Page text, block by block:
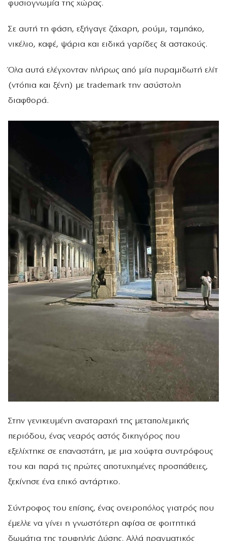
φυσιογνωμία της χώρας.
Σε αυτή τη φάση, εξήγαγε ζάχαρη, ρούμι, ταμπάκο,
νικέλιο, καφέ, ψάρια και ειδικά γαρίδες & αστακούς.
Όλα αυτά ελέγχονταν πλήρως από μία πυραμιδωτή ελίτ
(ντόπια και ξένη) με trademark την ασύστολη
διαφθορά.
Στην γενικευμένη αναταραχή της μεταπολεμικής
περιόδου, ένας νεαρός αστός δικηγόρος που
εξελίχτηκε σε επαναστάτη, με μια χούφτα συντρόφους
του και παρά τις πρώτες αποτυχημένες προσπάθειες,
ξεκίνησε ένα επικό αντάρτικο.
Σύντροφος του επίσης, ένας ονειροπόλος γιατρός που
έμελλε να γίνει η γνωστότερη αφίσα σε φοιτητικά
δωμάτια της τρυφηλής Δύσης. Αλλά πραγματικός